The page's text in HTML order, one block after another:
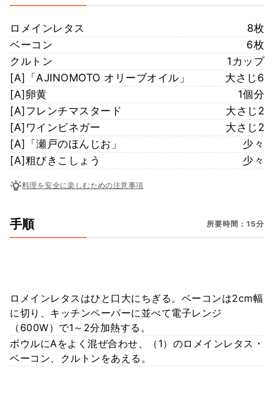
ロメインレタス
8枚
ベーコン
6枚
クルトン
1カップ
[A]「AJINOMOTO オリーブオイル」
大さじ6
[A]卵黄
1個分
[A]フレンチマスタード
大さじ2
[A]ワインビネガー
大さじ2
[A]「瀬戸のほんじお」
少々
[A]粗びきこしょう
少々
料理を安全に楽しむための注意事項
手順 所要時間：15分
ロメインレタスはひと口大にちぎる。ベーコンは2cm幅
に切り、キッチンペーパーに並べて電子レンジ
（600W）で1～2分加熱する。
ボウルにAをよく混ぜ合わせ、（1）のロメインレタス・
ベーコン、クルトンをあえる。